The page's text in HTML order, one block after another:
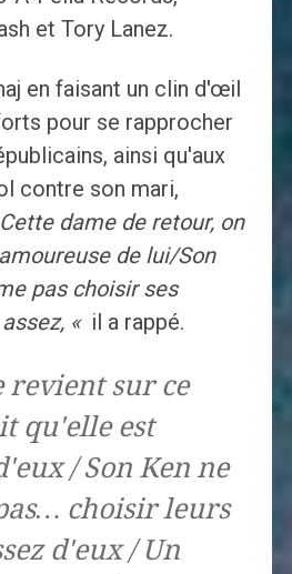
et Tory Lanez.
en faisant un clin d'œil
pour se rapprocher
ainsi qu'aux
contre son mari,
Cette dame de retour, on
de lui/Son
pas choisir ses
« il a rappé.
revient sur ce
qu'elle est
/ Son Ken ne
choisir leurs
d'eux / Un